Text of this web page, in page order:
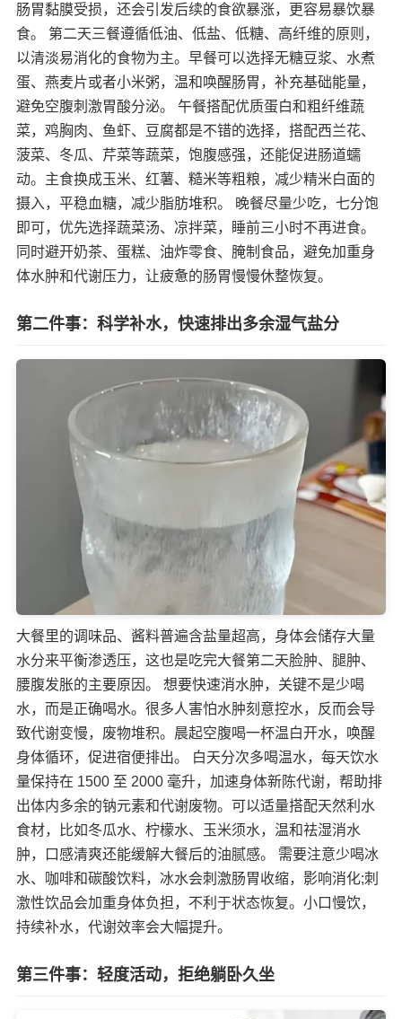
肠胃黏膜受损，还会引发后续的食欲暴涨，更容易暴饮暴
食。 第二天三餐遵循低油、低盐、低糖、高纤维的原则，
以清淡易消化的食物为主。早餐可以选择无糖豆浆、水煮
蛋、燕麦片或者小米粥，温和唤醒肠胃，补充基础能量，
避免空腹刺激胃酸分泌。 午餐搭配优质蛋白和粗纤维蔬
菜，鸡胸肉、鱼虾、豆腐都是不错的选择，搭配西兰花、
菠菜、冬瓜、芹菜等蔬菜，饱腹感强，还能促进肠道蠕
动。主食换成玉米、红薯、糙米等粗粮，减少精米白面的
摄入，平稳血糖，减少脂肪堆积。 晚餐尽量少吃，七分饱
即可，优先选择蔬菜汤、凉拌菜，睡前三小时不再进食。
同时避开奶茶、蛋糕、油炸零食、腌制食品，避免加重身
体水肿和代谢压力，让疲惫的肠胃慢慢休整恢复。
第二件事：科学补水，快速排出多余湿气盐分
大餐里的调味品、酱料普遍含盐量超高，身体会储存大量
水分来平衡渗透压，这也是吃完大餐第二天脸肿、腿肿、
腰腹发胀的主要原因。 想要快速消水肿，关键不是少喝
水，而是正确喝水。很多人害怕水肿刻意控水，反而会导
致代谢变慢，废物堆积。晨起空腹喝一杯温白开水，唤醒
身体循环，促进宿便排出。 白天分次多喝温水，每天饮水
量保持在 1500 至 2000 毫升，加速身体新陈代谢，帮助排
出体内多余的钠元素和代谢废物。可以适量搭配天然利水
食材，比如冬瓜水、柠檬水、玉米须水，温和祛湿消水
肿，口感清爽还能缓解大餐后的油腻感。 需要注意少喝冰
水、咖啡和碳酸饮料，冰水会刺激肠胃收缩，影响消化;刺
激性饮品会加重身体负担，不利于状态恢复。小口慢饮，
持续补水，代谢效率会大幅提升。
第三件事：轻度活动，拒绝躺卧久坐